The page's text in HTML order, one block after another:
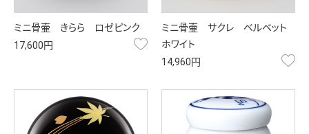
ミニ骨壷 きらら ロゼピンク
17,600円
お気に入り
ミニ骨壷 サクレ ベルベット
ホワイト
14,960円